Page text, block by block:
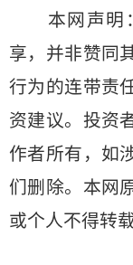
本网声明：
享，并非赞同
行为的连带责
资建议。投资
作者所有，如
们删除。本网
或个人不得转